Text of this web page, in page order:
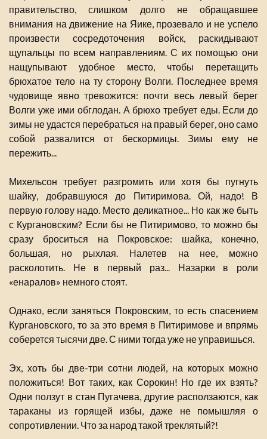
правительство, слишком долго не обращавшее
внимания на движение на Яике, прозевало и не успело
произвести сосредоточения войск, раскидывают
щупальцы по всем направлениям. С их помощью они
нащупывают удобное место, чтобы перетащить
брюхатое тело на ту сторону Волги. Последнее время
чудовище явно тревожится: почти весь левый берег
Волги уже ими обглодан. А брюхо требует еды. Если до
зимы не удастся перебраться на правый берег, оно само
собой развалится от бескормицы. Зимы ему не
пережить...
Михельсон требует разгромить или хотя бы пугнуть
шайку, добравшуюся до Питиримова. Ой, надо! В
первую голову надо. Место деликатное... Но как же быть
с Кургановским? Если бы не Питиримово, то можно бы
сразу броситься на Покровское: шайка, конечно,
большая, но рыхлая. Налетев на нее, можно
расколотить. Не в первый раз... Назарки в роли
«енаралов» немного стоят.
Однако, если заняться Покровским, то есть спасением
Кургановского, то за это время в Питиримове и впрямь
соберется тысячи две. С ними тогда уже не управишься.
Эх, хоть бы две-три сотни людей, на которых можно
положиться! Вот таких, как Сорокин! Но где их взять?
Одни ползут в стан Пугачева, другие расползаются, как
тараканы из горящей избы, даже не помышляя о
сопротивлении. Что за народ такой треклятый?!